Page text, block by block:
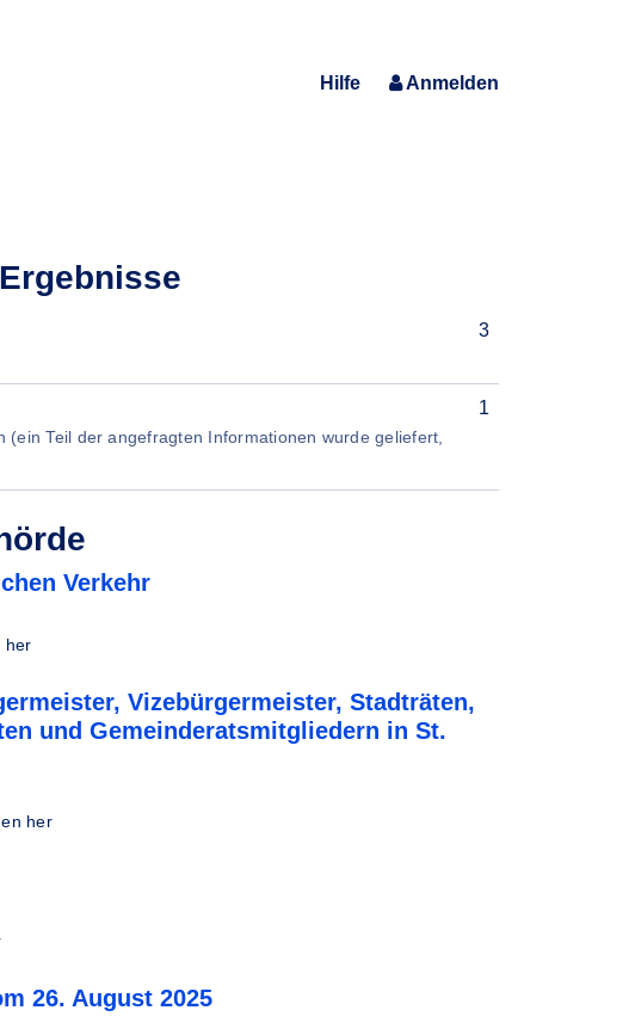
Hilfe Anmelden
3
(ein Teil der angefragten Informationen wurde geliefert,
1
Verkehr
her
Vizebürgermeister, Stadträten,
und Gemeinderatsmitgliedern in St.
her
26. August 2025